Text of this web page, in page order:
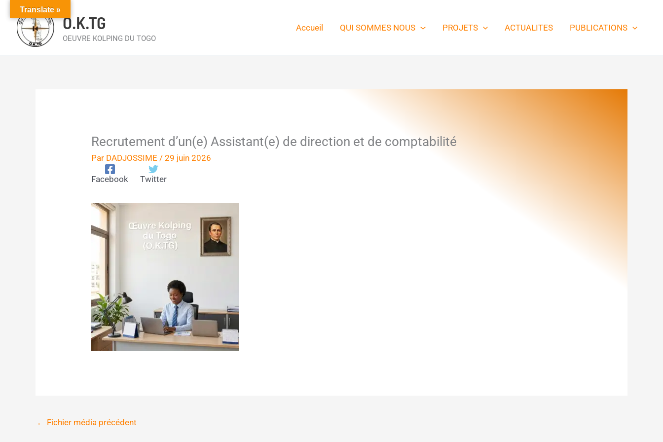
contenu
O.K.TG
OEUVRE KOLPING DU TOGO
Accueil QUI SOMMES NOUS PROJETS ACTUALITES PUBLICATIONS
Recrutement d’un(e) Assistant(e) de direction et de comptabilité
Par DADJOSSIME /29 juin 2026
Facebook Twitter
← Fichier média précédent
Translate »